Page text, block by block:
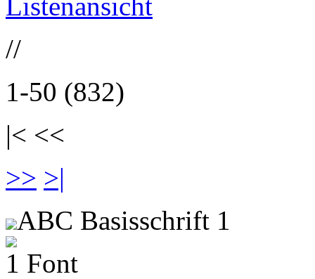
//
1-50 (832)
|< <<
>> >|
ABC Basisschrift 1
1 Font